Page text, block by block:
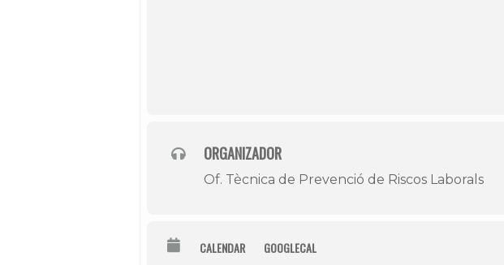
ORGANIZADOR
Of. Tècnica de Prevenció de Riscos Laborals
CALENDAR GOOGLECAL